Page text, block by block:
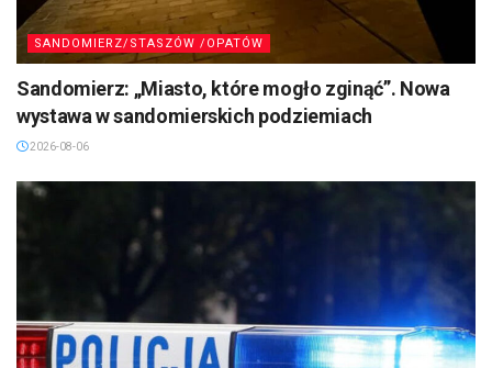
SANDOMIERZ/STASZÓW /OPATÓW
Sandomierz: „Miasto, które mogło zginąć”. Nowa
wystawa w sandomierskich podziemiach
2026-08-06